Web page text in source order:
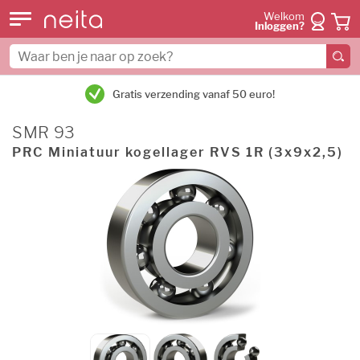
Welkom
Inloggen?
Gratis verzending vanaf 50 euro!
SMR 93
PRC Miniatuur kogellager RVS 1R (3x9x2,5)